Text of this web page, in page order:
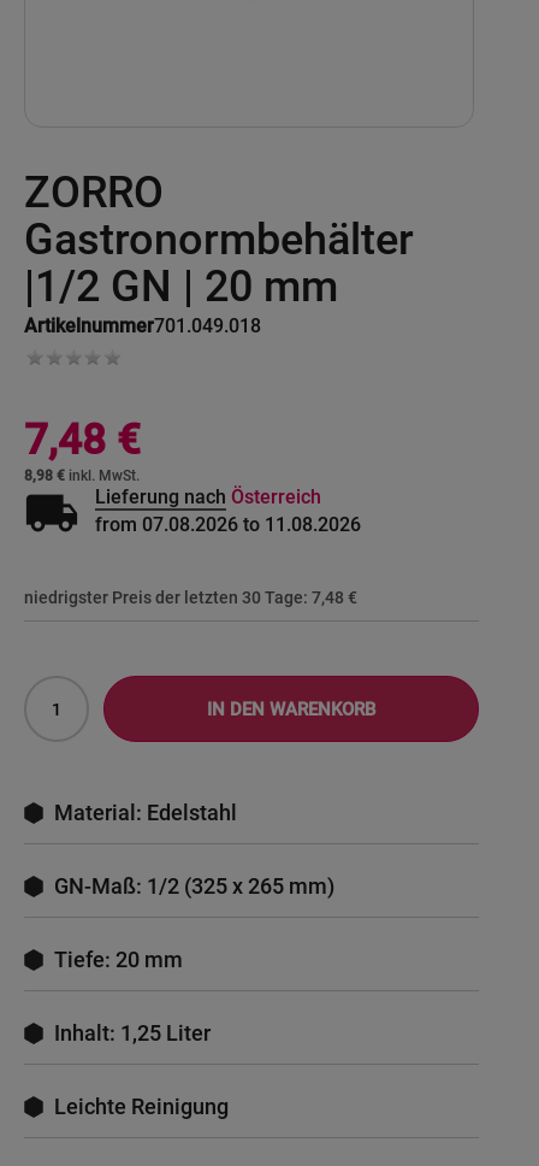
ZORRO
Gastronormbehälter
|1/2 GN | 20 mm
Artikelnummer701.049.018
to
the
beginning
of
images
gallery
8,98 €
7,48 €
local_shipping Lieferung nach Österreich
from 07.08.2026 to 11.08.2026
niedrigster Preis der letzten 30 Tage: 7,48 €
IN DEN WARENKORB
Material: Edelstahl
GN-Maß: 1/2 (325 x 265 mm)
Tiefe: 20 mm
Inhalt: 1,25 Liter
Leichte Reinigung